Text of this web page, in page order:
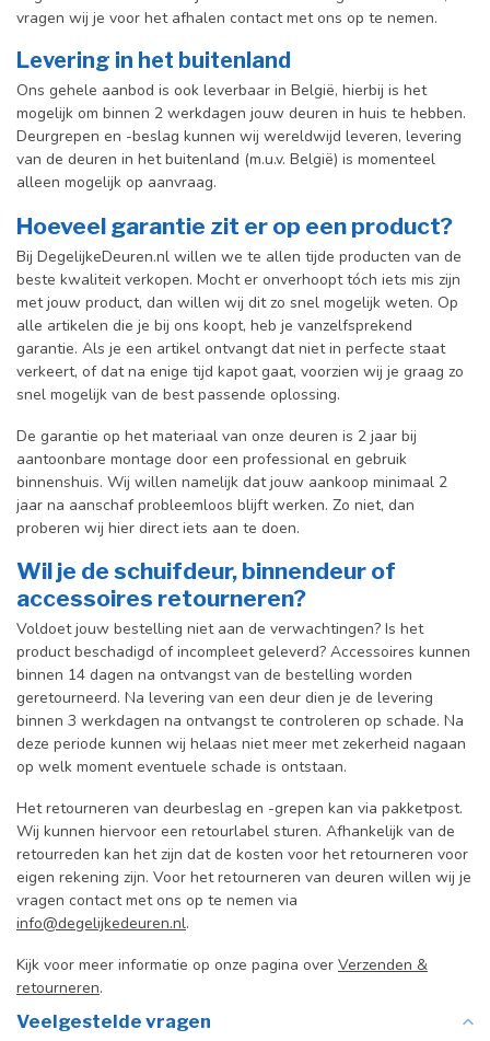
vragen wij je voor het afhalen contact met ons op te nemen.
Levering in het buitenland
Ons gehele aanbod is ook leverbaar in België, hierbij is het
mogelijk om binnen 2 werkdagen jouw deuren in huis te hebben.
Deurgrepen en -beslag kunnen wij wereldwijd leveren, levering
van de deuren in het buitenland (m.u.v. België) is momenteel
alleen mogelijk op aanvraag.
Hoeveel garantie zit er op een product?
Bij DegelijkeDeuren.nl willen we te allen tijde producten van de
beste kwaliteit verkopen. Mocht er onverhoopt tóch iets mis zijn
met jouw product, dan willen wij dit zo snel mogelijk weten. Op
alle artikelen die je bij ons koopt, heb je vanzelfsprekend
garantie. Als je een artikel ontvangt dat niet in perfecte staat
verkeert, of dat na enige tijd kapot gaat, voorzien wij je graag zo
snel mogelijk van de best passende oplossing.
De garantie op het materiaal van onze deuren is 2 jaar bij
aantoonbare montage door een professional en gebruik
binnenshuis. Wij willen namelijk dat jouw aankoop minimaal 2
jaar na aanschaf probleemloos blijft werken. Zo niet, dan
proberen wij hier direct iets aan te doen.
Wil je de schuifdeur, binnendeur of
accessoires retourneren?
Voldoet jouw bestelling niet aan de verwachtingen? Is het
product beschadigd of incompleet geleverd? Accessoires kunnen
binnen 14 dagen na ontvangst van de bestelling worden
geretourneerd. Na levering van een deur dien je de levering
binnen 3 werkdagen na ontvangst te controleren op schade. Na
deze periode kunnen wij helaas niet meer met zekerheid nagaan
op welk moment eventuele schade is ontstaan.
Het retourneren van deurbeslag en -grepen kan via pakketpost.
Wij kunnen hiervoor een retourlabel sturen. Afhankelijk van de
retourreden kan het zijn dat de kosten voor het retourneren voor
eigen rekening zijn. Voor het retourneren van deuren willen wij je
vragen contact met ons op te nemen via
info@degelijkedeuren.nl.
Kijk voor meer informatie op onze pagina over Verzenden &
retourneren.
Veelgestelde vragen